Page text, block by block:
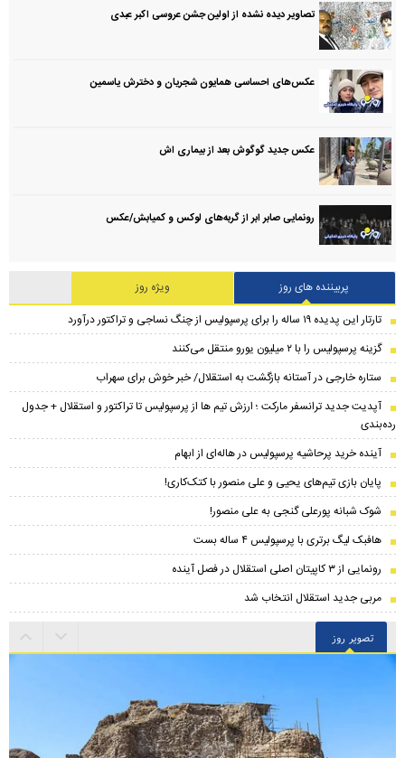
تصاویر دیده نشده از اولین جشن عروسی اکبر عبدی
عکس‌های احساسی همایون شجریان و دخترش یاسمین
عکس جدید گوگوش بعد از بیماری اش
رونمایی صابر ابر از گربه‌های لوکس و کمیابش/عکس
پربیننده های روز
ویژه روز
تارتار این پدیده ۱۹ ساله را برای پرسپولیس از چنگ نساجی و تراکتور درآورد
گزینه پرسپولیس را با ۲ میلیون یورو منتقل می‌کنند
ستاره خارجی در آستانه بازگشت به استقلال/ خبر خوش برای سهراب
​آپدیت جدید ترانسفر مارکت ؛ ارزش تیم ها از پرسپولیس تا تراکتور و استقلال + جدول
رده‌بندی
آینده خرید پرحاشیه‌ پرسپولیس در هاله‌ای از ابهام
پایان بازی تیم‌های یحیی و علی منصور با کتک‌کاری!
شوک شبانه پورعلی گنجی به علی منصور!
هافبک لیگ برتری با پرسپولیس ۴ ساله بست
رونمایی از ۳ کاپیتان اصلی استقلال در فصل آینده
مربی جدید استقلال انتخاب شد
تصویر روز